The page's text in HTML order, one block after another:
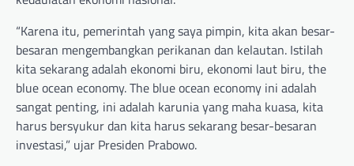
“Karena itu, pemerintah yang saya pimpin, kita akan besar-
besaran mengembangkan perikanan dan kelautan. Istilah
kita sekarang adalah ekonomi biru, ekonomi laut biru, the
blue ocean economy. The blue ocean economy ini adalah
sangat penting, ini adalah karunia yang maha kuasa, kita
harus bersyukur dan kita harus sekarang besar-besaran
investasi,” ujar Presiden Prabowo.